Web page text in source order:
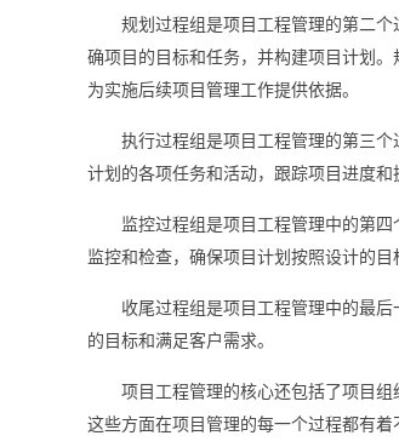
规划过程组是项目工程管理的第二
确项目的目标和任务，并构建项目计划
为实施后续项目管理工作提供依据。
执行过程组是项目工程管理的第三
计划的各项任务和活动，跟踪项目进度和
监控过程组是项目工程管理中的第
监控和检查，确保项目计划按照设计的
收尾过程组是项目工程管理中的最
的目标和满足客户需求。
项目工程管理的核心还包括了项目
这些方面在项目管理的每一个过程都有